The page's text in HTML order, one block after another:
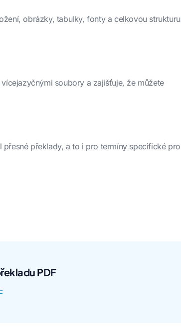
obrázky, tabulky, fonty a celkovou strukturu
soubory a zajišťuje, že můžete
překlady, a to i pro termíny specifické pro
PDF